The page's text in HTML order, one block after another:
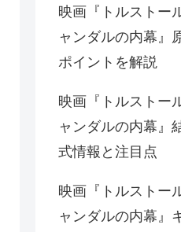
映画『トルストー
ャンダルの内幕』
ポイントを解説
映画『トルストー
ャンダルの内幕』
式情報と注目点
映画『トルストー
ャンダルの内幕』